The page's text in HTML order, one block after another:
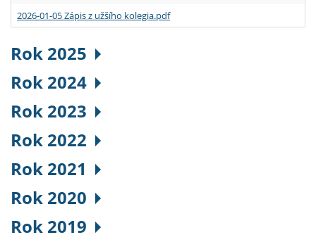
2026-01-05 Zápis z užšího kolegia.pdf
Rok 2025
Rok 2024
Rok 2023
Rok 2022
Rok 2021
Rok 2020
Rok 2019